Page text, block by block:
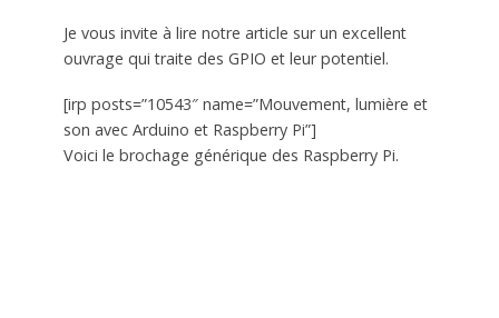
Je vous invite à lire notre article sur un excellent
ouvrage qui traite des GPIO et leur potentiel.
[irp posts=”10543″ name=”Mouvement, lumière et
son avec Arduino et Raspberry Pi”]
Voici le brochage générique des Raspberry Pi.